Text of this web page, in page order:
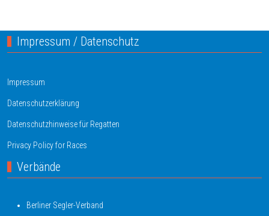
Impressum / Datenschutz
Impressum
Datenschutzerklärung
Datenschutzhinweise für Regatten
Privacy Policy for Races
Verbände
Berliner Segler-Verband